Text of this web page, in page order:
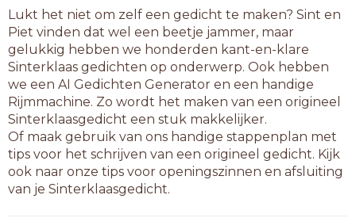
klapwiek
klassiek
koleriek
koopziek
kortwiek
kwelziek
laconiek
landziek
maanziek
mestriek
moezjiek
motoriek
Lukt het niet om zelf een gedicht te maken? Sint en
Piet vinden dat wel een beetje jammer, maar
gelukkig hebben we honderden kant-en-klare
Sinterklaas gedichten op onderwerp. Ook hebben
we een AI Gedichten Generator en een handige
Rijmmachine. Zo wordt het maken van een origineel
Sinterklaasgedicht een stuk makkelijker.
Of maak gebruik van ons handige stappenplan met
tips voor het schrijven van een origineel gedicht. Kijk
ook naar onze tips voor openingszinnen en afsluiting
van je Sinterklaasgedicht.